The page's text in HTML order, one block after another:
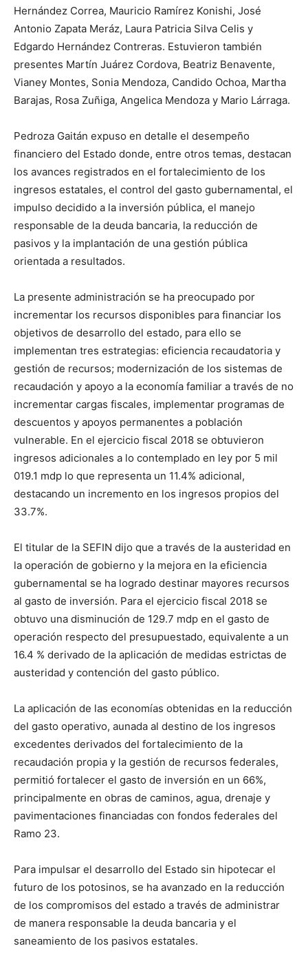
Hernández Correa, Mauricio Ramírez Konishi, José
Antonio Zapata Meráz, Laura Patricia Silva Celis y
Edgardo Hernández Contreras. Estuvieron también
presentes Martín Juárez Cordova, Beatriz Benavente,
Vianey Montes, Sonia Mendoza, Candido Ochoa, Martha
Barajas, Rosa Zuñiga, Angelica Mendoza y Mario Lárraga.
Pedroza Gaitán expuso en detalle el desempeño
financiero del Estado donde, entre otros temas, destacan
los avances registrados en el fortalecimiento de los
ingresos estatales, el control del gasto gubernamental, el
impulso decidido a la inversión pública, el manejo
responsable de la deuda bancaria, la reducción de
pasivos y la implantación de una gestión pública
orientada a resultados.
La presente administración se ha preocupado por
incrementar los recursos disponibles para financiar los
objetivos de desarrollo del estado, para ello se
implementan tres estrategias: eficiencia recaudatoria y
gestión de recursos; modernización de los sistemas de
recaudación y apoyo a la economía familiar a través de no
incrementar cargas fiscales, implementar programas de
descuentos y apoyos permanentes a población
vulnerable. En el ejercicio fiscal 2018 se obtuvieron
ingresos adicionales a lo contemplado en ley por 5 mil
019.1 mdp lo que representa un 11.4% adicional,
destacando un incremento en los ingresos propios del
33.7%.
El titular de la SEFIN dijo que a través de la austeridad en
la operación de gobierno y la mejora en la eficiencia
gubernamental se ha logrado destinar mayores recursos
al gasto de inversión. Para el ejercicio fiscal 2018 se
obtuvo una disminución de 129.7 mdp en el gasto de
operación respecto del presupuestado, equivalente a un
16.4 % derivado de la aplicación de medidas estrictas de
austeridad y contención del gasto público.
La aplicación de las economías obtenidas en la reducción
del gasto operativo, aunada al destino de los ingresos
excedentes derivados del fortalecimiento de la
recaudación propia y la gestión de recursos federales,
permitió fortalecer el gasto de inversión en un 66%,
principalmente en obras de caminos, agua, drenaje y
pavimentaciones financiadas con fondos federales del
Ramo 23.
Para impulsar el desarrollo del Estado sin hipotecar el
futuro de los potosinos, se ha avanzado en la reducción
de los compromisos del estado a través de administrar
de manera responsable la deuda bancaria y el
saneamiento de los pasivos estatales.